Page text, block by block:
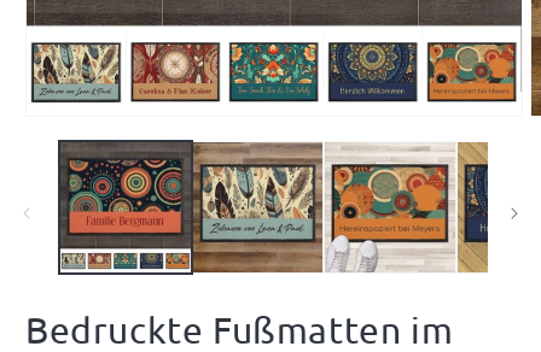
Bedruckte Fußmatten im